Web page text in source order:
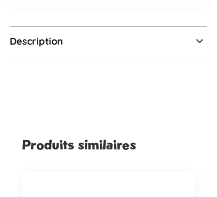
Description
Ignorer la galerie de produits
Produits similaires